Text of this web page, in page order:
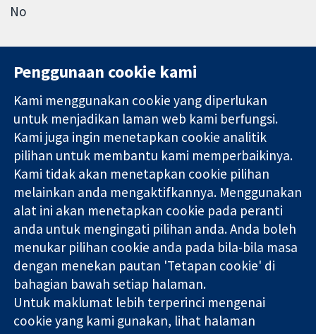
No
Bukti yang
dipercayai.
keputusan
termaklum
Kesihatan yang
lebih baik
11-13 Cavendish
Square
London
W1G 0AN
United Kingdom
Hubungi kita
Berita
Pejabat
akhbar
Perihal Kami
Pekerjaan
Cochrane
Library
Kolaborasi Cochrane ialah sebuah badan amal (no. 1045921) dan
sebuah syarikat terhad oleh jaminan (no. 03044323) yang
berdaftar di England & Wales. Nombor pendaftaran VAT GB 718
2127 49.
Penggunaan cookie kami
Kami menggunakan cookie yang diperlukan
untuk menjadikan laman web kami berfungsi.
Kami juga ingin menetapkan cookie analitik
pilihan untuk membantu kami memperbaikinya.
Kami tidak akan menetapkan cookie pilihan
melainkan anda mengaktifkannya. Menggunakan
alat ini akan menetapkan cookie pada peranti
anda untuk mengingati pilihan anda. Anda boleh
menukar pilihan cookie anda pada bila-bila masa
dengan menekan pautan 'Tetapan cookie' di
bahagian bawah setiap halaman.
Untuk maklumat lebih terperinci mengenai
cookie yang kami gunakan, lihat halaman